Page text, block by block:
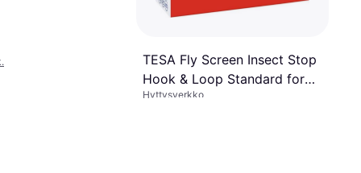
TESA Fly Screen Insect Stop
Hook & Loop Standard for
Windows 100cm x 100cm
Hyttysverkko